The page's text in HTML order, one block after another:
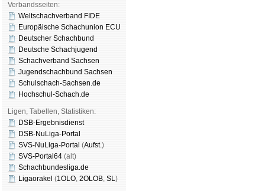
Verbandsseiten:
Weltschachverband FIDE
Europäische Schachunion ECU
Deutscher Schachbund
Deutsche Schachjugend
Schachverband Sachsen
Jugendschachbund Sachsen
Schulschach-Sachsen.de
Hochschul-Schach.de
Ligen, Tabellen, Statistiken:
DSB-Ergebnisdienst
DSB-NuLiga-Portal
SVS-NuLiga-Portal (Aufst.)
SVS-Portal64 (alt)
Schachbundesliga.de
Ligaorakel (1OLO, 2OLOB, SL)